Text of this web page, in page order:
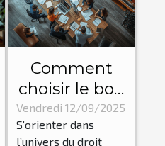
Comment
choisir le bon
domaine
juridique
Vendredi 12/09/2025
S’orienter dans
l’univers du droit